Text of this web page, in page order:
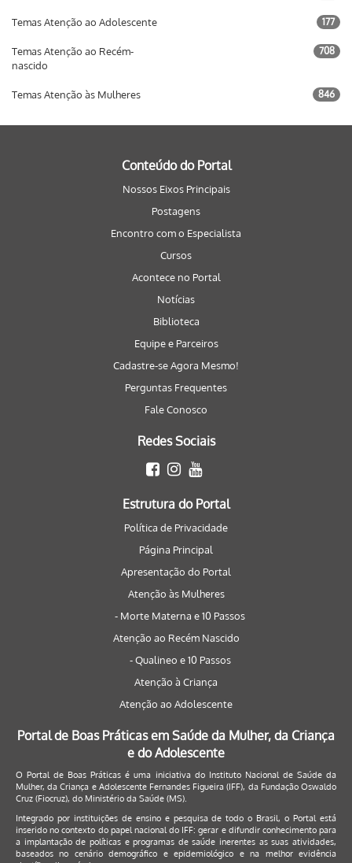
Temas Atenção ao Adolescente 177
Temas Atenção ao Recém-
nascido
708
Temas Atenção às Mulheres 846
Conteúdo do Portal
Nossos Eixos Principais
Postagens
Encontro com o Especialista
Cursos
Acontece no Portal
Notícias
Biblioteca
Equipe e Parceiros
Cadastre-se Agora Mesmo!
Perguntas Frequentes
Fale Conosco
Redes Sociais
Estrutura do Portal
Política de Privacidade
Página Principal
Apresentação do Portal
Atenção às Mulheres
- Morte Materna e 10 Passos
Atenção ao Recém Nascido
- Qualineo e 10 Passos
Atenção à Criança
Atenção ao Adolescente
Portal de Boas Práticas em Saúde da Mulher, da Criança
e do Adolescente
O Portal de Boas Práticas é uma iniciativa do Instituto Nacional de Saúde da
Mulher, da Criança e Adolescente Fernandes Figueira (IFF), da Fundação Oswaldo
Cruz (Fiocruz), do Ministério da Saúde (MS).
Integrado por instituições de ensino e pesquisa de todo o Brasil, o Portal está
inserido no contexto do papel nacional do IFF: gerar e difundir conhecimento para
a implantação de políticas e programas de saúde inerentes as suas atividades,
baseados no cenário demográfico e epidemiológico e na melhor evidência